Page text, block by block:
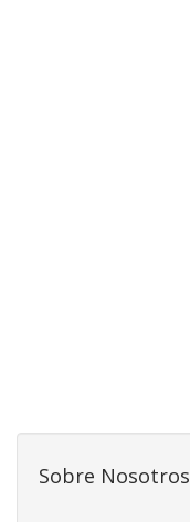
Sobre Nosotros